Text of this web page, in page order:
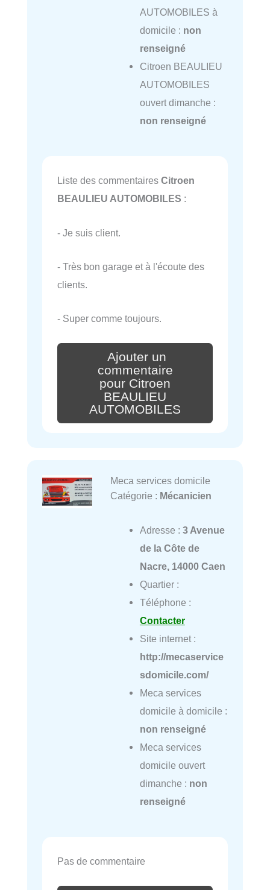
AUTOMOBILES à
domicile : non
renseigné
Citroen BEAULIEU
AUTOMOBILES
ouvert dimanche :
non renseigné
Liste des commentaires Citroen
BEAULIEU AUTOMOBILES :
- Je suis client.
- Très bon garage et à l'écoute des
clients.
- Super comme toujours.
Ajouter un
commentaire
pour Citroen
BEAULIEU
AUTOMOBILES
Meca services domicile
Catégorie : Mécanicien
Adresse : 3 Avenue
de la Côte de
Nacre, 14000 Caen
Quartier :
Téléphone :
Contacter
Site internet :
http://mecaservice
sdomicile.com/
Meca services
domicile à domicile :
non renseigné
Meca services
domicile ouvert
dimanche : non
renseigné
Pas de commentaire